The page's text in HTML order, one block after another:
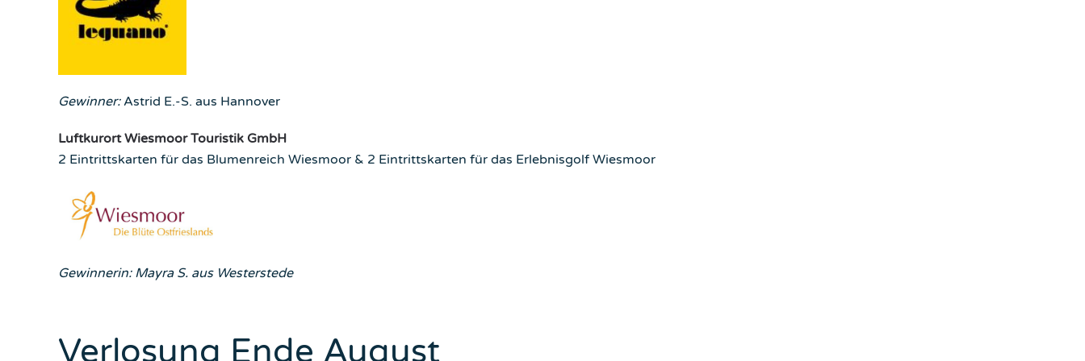
Gewinner:Astrid E.-S. aus Hannover
Luftkurort Wiesmoor Touristik GmbH
2 Eintrittskarten für das Blumenreich Wiesmoor & 2 Eintrittskarten für das Erlebnisgolf Wiesmoor
Gewinnerin: Mayra S. aus Westerstede
Verlosung Ende August